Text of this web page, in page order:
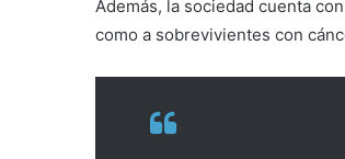
Además, la sociedad cuenta
como a sobrevivientes con